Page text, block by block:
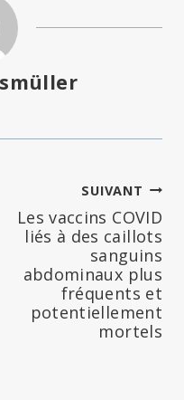
SUIVANT
Les vaccins COVID
liés à des caillots
sanguins
abdominaux plus
fréquents et
potentiellement
mortels